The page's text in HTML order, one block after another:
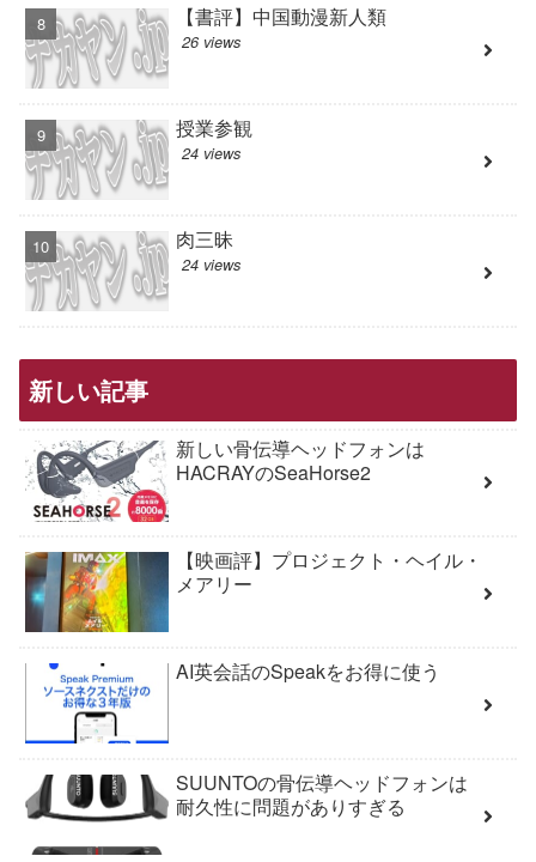
【書評】中国動漫新人類
26 views
授業参観
24 views
肉三昧
24 views
新しい記事
新しい骨伝導ヘッドフォンは
HACRAYのSeaHorse2
【映画評】プロジェクト・ヘイル・
メアリー
AI英会話のSpeakをお得に使う
SUUNTOの骨伝導ヘッドフォンは
耐久性に問題がありすぎる